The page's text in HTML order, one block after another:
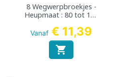
8 Wegwerpbroekjes -
Heupmaat : 80 tot 120
Vanaf € 11,39
